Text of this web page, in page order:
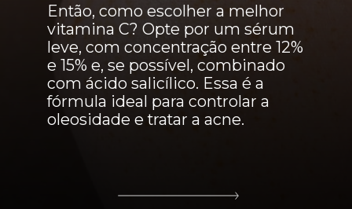
Então, como escolher a melhor
vitamina C? Opte por um sérum
leve, com concentração entre 12%
e 15% e, se possível, combinado
com ácido salicílico. Essa é a
fórmula ideal para controlar a
oleosidade e tratar a acne.